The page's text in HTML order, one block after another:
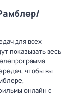
для всех
показывать весь
чтобы вы
онлайн с